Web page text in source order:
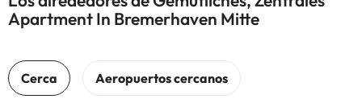
Apartment In Bremerhaven Mitte